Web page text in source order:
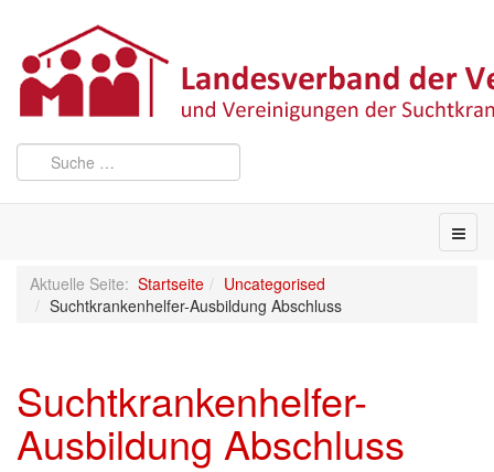
Aktuelle Seite: Startseite
Uncategorised
Suchtkrankenhelfer-Ausbildung Abschluss
Suchtkrankenhelfer-
Ausbildung Abschluss